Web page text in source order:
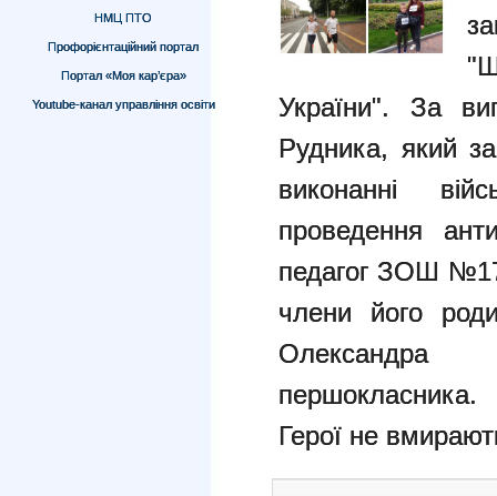
НМЦ ПТО
Профорієнтаційний портал
Портал «Моя кар’єра»
Youtube-канал управління освіти
України". За
Рудника, який
виконанні
проведення
педагог ЗОШ
члени його
першокласника.
Герої не